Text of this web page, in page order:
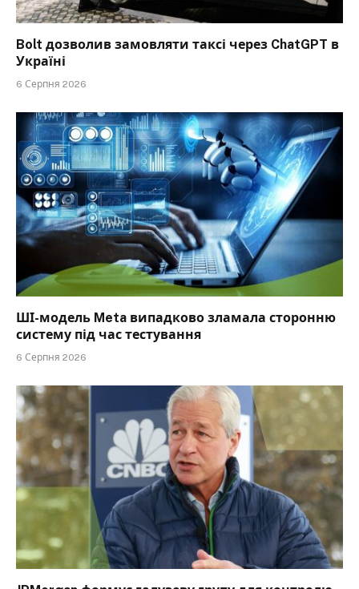
Bolt дозволив замовляти таксі через ChatGPT в
Україні
6 Серпня 2026
ШІ-модель Meta випадково зламала сторонню
систему під час тестування
6 Серпня 2026